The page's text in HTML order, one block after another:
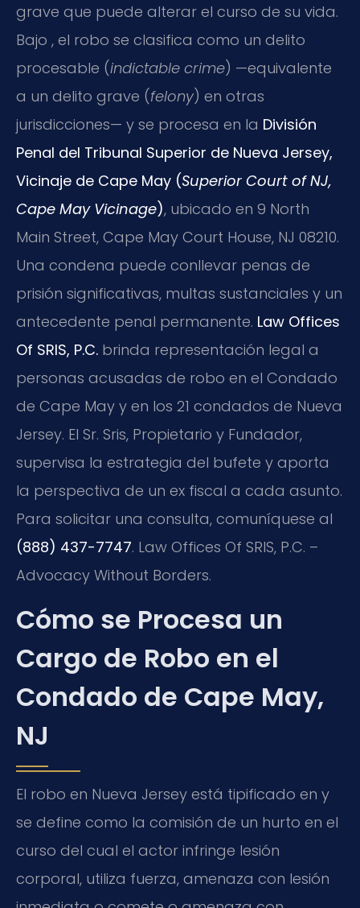
grave que puede alterar el curso de su vida.
Bajo , el robo se clasifica como un delito
procesable (indictable crime) —equivalente
a un delito grave (felony) en otras
jurisdicciones— y se procesa en la División
Penal del Tribunal Superior de Nueva Jersey,
Vicinaje de Cape May (Superior Court of NJ,
Cape May Vicinage), ubicado en 9 North
Main Street, Cape May Court House, NJ 08210.
Una condena puede conllevar penas de
prisión significativas, multas sustanciales y un
antecedente penal permanente. Law Offices
Of SRIS, P.C. brinda representación legal a
personas acusadas de robo en el Condado
de Cape May y en los 21 condados de Nueva
Jersey. El Sr. Sris, Propietario y Fundador,
supervisa la estrategia del bufete y aporta
la perspectiva de un ex fiscal a cada asunto.
Para solicitar una consulta, comuníquese al
(888) 437-7747. Law Offices Of SRIS, P.C. –
Advocacy Without Borders.
Cómo se Procesa un
Cargo de Robo en el
Condado de Cape May,
NJ
El robo en Nueva Jersey está tipificado en y
se define como la comisión de un hurto en el
curso del cual el actor infringe lesión
corporal, utiliza fuerza, amenaza con lesión